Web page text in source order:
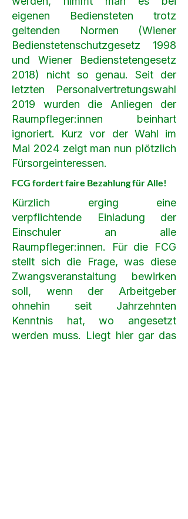
eigenen Bediensteten trotz
geltenden Normen (Wiener
Bedienstetenschutzgesetz 1998
und Wiener Bedienstetengesetz
2018) nicht so genau. Seit der
letzten Personalvertretungswahl
2019 wurden die Anliegen der
Raumpfleger:innen beinhart
ignoriert. Kurz vor der Wahl im
Mai 2024 zeigt man nun plötzlich
Fürsorgeinteressen.
FCG fordert faire Bezahlung für Alle!
Kürzlich erging eine
verpflichtende Einladung der
Einschuler an alle
Raumpfleger:innen. Für die FCG
stellt sich die Frage, was diese
Zwangsveranstaltung bewirken
soll, wenn der Arbeitgeber
ohnehin seit Jahrzehnten
Kenntnis hat, wo angesetzt
werden muss. Liegt hier gar das